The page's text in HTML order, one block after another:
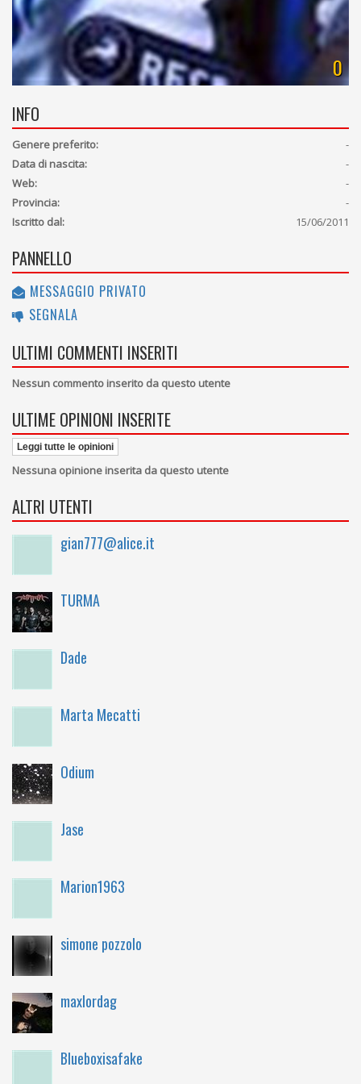
0
INFO
Genere preferito:
-
Data di nascita:
-
Web:
-
Provincia:
-
Iscritto dal:
15/06/2011
PANNELLO
MESSAGGIO PRIVATO
SEGNALA
ULTIMI COMMENTI INSERITI
Nessun commento inserito da questo utente
ULTIME OPINIONI INSERITE
Leggi tutte le opinioni
Nessuna opinione inserita da questo utente
ALTRI UTENTI
gian777@alice.it
TURMA
Dade
Marta Mecatti
Odium
Jase
Marion1963
simone pozzolo
maxlordag
Blueboxisafake